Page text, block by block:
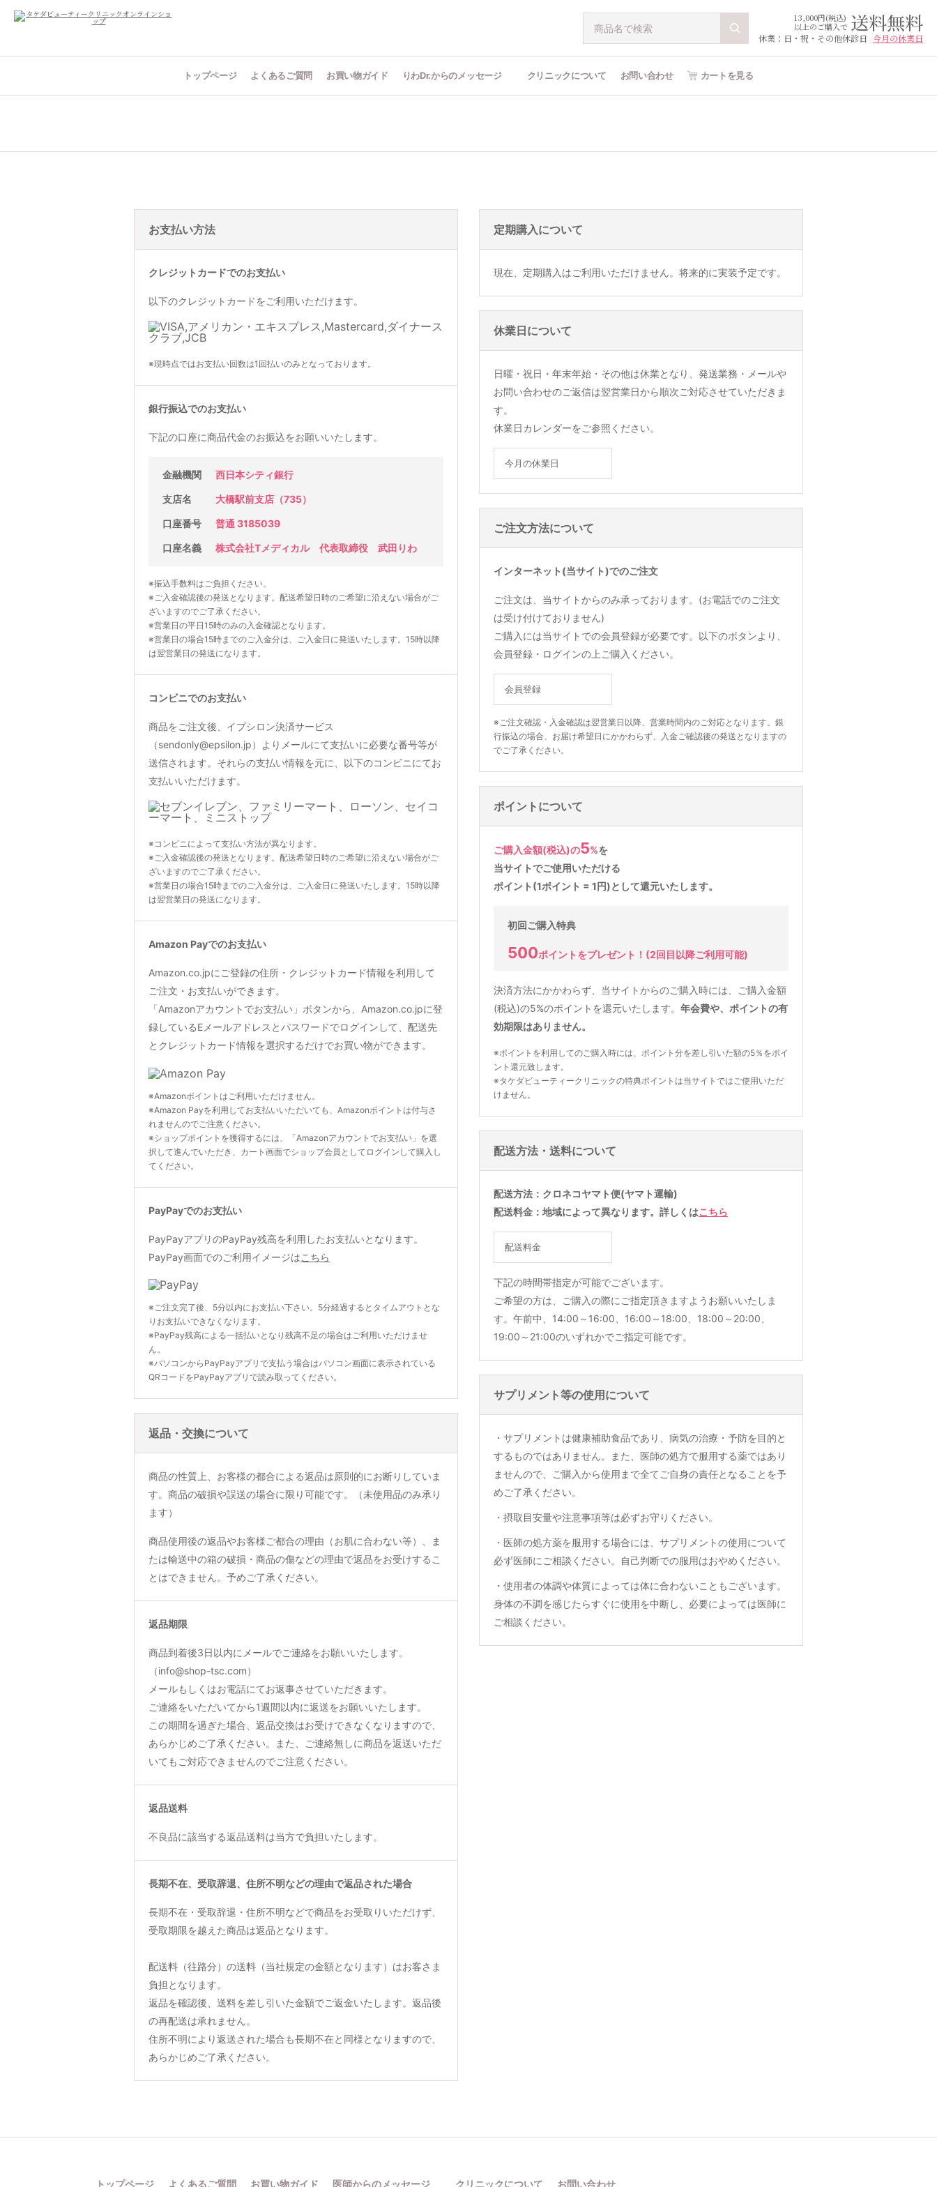
13,000円(税込)
以上のご購入で 送料無料
休業：日・祝・その他休診日 今月の休業日
トップページ よくあるご質問 お買い物ガイド りわDr.からのメッセージ クリニックについて お問い合わせ カートを見る
お支払い方法
クレジットカードでのお支払い
以下のクレジットカードをご利用いただけます。
※現時点ではお支払い回数は1回払いのみとなっております。
銀行振込でのお支払い
下記の口座に商品代金のお振込をお願いいたします。
金融機関 西日本シティ銀行
支店名 大橋駅前支店（735）
口座番号 普通 3185039
口座名義 株式会社Tメディカル 代表取締役 武田りわ
※振込手数料はご負担ください。
※ご入金確認後の発送となります。配送希望日時のご希望に沿えない場合がご
ざいますのでご了承ください。
※営業日の平日15時のみの入金確認となります。
※営業日の場合15時までのご入金分は、ご入金日に発送いたします。15時以降
は翌営業日の発送になります。
コンビニでのお支払い
商品をご注文後、イプシロン決済サービス
（sendonly@epsilon.jp）よりメールにて支払いに必要な番号等が
送信されます。それらの支払い情報を元に、以下のコンビニにてお
支払いいただけます。
※コンビニによって支払い方法が異なります。
※ご入金確認後の発送となります。配送希望日時のご希望に沿えない場合がご
ざいますのでご了承ください。
※営業日の場合15時までのご入金分は、ご入金日に発送いたします。15時以降
は翌営業日の発送になります。
Amazon Payでのお支払い
Amazon.co.jpにご登録の住所・クレジットカード情報を利用して
ご注文・お支払いができます。
「Amazonアカウントでお支払い」ボタンから、Amazon.co.jpに登
録しているEメールアドレスとパスワードでログインして、配送先
とクレジットカード情報を選択するだけでお買い物ができます。
※Amazonポイントはご利用いただけません。
※Amazon Payを利用してお支払いいただいても、Amazonポイントは付与さ
れませんのでご注意ください。
※ショップポイントを獲得するには、「Amazonアカウントでお支払い」を選
択して進んでいただき、カート画面でショップ会員としてログインして購入し
てください。
PayPayでのお支払い
PayPayアプリのPayPay残高を利用したお支払いとなります。
PayPay画面でのご利用イメージはこちら
※ご注文完了後、5分以内にお支払い下さい。5分経過するとタイムアウトとな
りお支払いできなくなります。
※PayPay残高による一括払いとなり残高不足の場合はご利用いただけませ
ん。
※パソコンからPayPayアプリで支払う場合はパソコン画面に表示されている
QRコードをPayPayアプリで読み取ってください。
返品・交換について
商品の性質上、お客様の都合による返品は原則的にお断りしていま
す。商品の破損や誤送の場合に限り可能です。（未使用品のみ承り
ます）
商品使用後の返品やお客様ご都合の理由（お肌に合わない等）、ま
たは輸送中の箱の破損・商品の傷などの理由で返品をお受けするこ
とはできません。予めご了承ください。
返品期限
商品到着後3日以内にメールでご連絡をお願いいたします。
（info@shop-tsc.com）
メールもしくはお電話にてお返事させていただきます。
ご連絡をいただいてから1週間以内に返送をお願いいたします。
この期間を過ぎた場合、返品交換はお受けできなくなりますので、
あらかじめご了承ください。また、ご連絡無しに商品を返送いただ
いてもご対応できませんのでご注意ください。
返品送料
不良品に該当する返品送料は当方で負担いたします。
長期不在、受取辞退、住所不明などの理由で返品された場合
長期不在・受取辞退・住所不明などで商品をお受取りいただけず、
受取期限を越えた商品は返品となります。
配送料（往路分）の送料（当社規定の金額となります）はお客さま
負担となります。
返品を確認後、送料を差し引いた金額でご返金いたします。返品後
の再配送は承れません。
住所不明により返送された場合も長期不在と同様となりますので、
あらかじめご了承ください。
定期購入について
現在、定期購入はご利用いただけません。将来的に実装予定です。
休業日について
日曜・祝日・年末年始・その他は休業となり、発送業務・メールや
お問い合わせのご返信は翌営業日から順次ご対応させていただきま
す。
休業日カレンダーをご参照ください。
今月の休業日
ご注文方法について
インターネット(当サイト)でのご注文
ご注文は、当サイトからのみ承っております。(お電話でのご注文
は受け付けておりません)
ご購入には当サイトでの会員登録が必要です。以下のボタンより、
会員登録・ログインの上ご購入ください。
会員登録
※ご注文確認・入金確認は翌営業日以降、営業時間内のご対応となります。銀
行振込の場合、お届け希望日にかかわらず、入金ご確認後の発送となりますの
でご了承ください。
ポイントについて
ご購入金額(税込)の5%を
当サイトでご使用いただける
ポイント(1ポイント = 1円)として還元いたします。
初回ご購入特典
500ポイントをプレゼント！ (2回目以降ご利用可能)
決済方法にかかわらず、当サイトからのご購入時には、ご購入金額
(税込)の5%のポイントを還元いたします。 年会費や、ポイントの有
効期限はありません。
※ポイントを利用してのご購入時には、ポイント分を差し引いた額の5％をポイ
ント還元致します。
※タケダビューティークリニックの特典ポイントは当サイトではご使用いただ
けません。
配送方法・送料について
配送方法
クロネコヤマト便(ヤマト運輸)
配送料金
地域によって異なります。詳しくはこちら
配送料金
下記の時間帯指定が可能でございます。
ご希望の方は、ご購入の際にご指定頂きますようお願いいたしま
す。午前中、14:00～16:00、16:00～18:00、18:00～20:00、
19:00～21:00のいずれかでご指定可能です。
サプリメント等の使用について
・サプリメントは健康補助食品であり、病気の治療・予防を目的と
するものではありません。また、医師の処方で服用する薬ではあり
ませんので、ご購入から使用まで全てご自身の責任となることを予
めご了承ください。
・摂取目安量や注意事項等は必ずお守りください。
・医師の処方薬を服用する場合には、サプリメントの使用について
必ず医師にご相談ください。自己判断での服用はおやめください。
・使用者の体調や体質によっては体に合わないこともございます。
身体の不調を感じたらすぐに使用を中断し、必要によっては医師に
ご相談ください。
トップページ よくあるご質問 お買い物ガイド 医師からのメッセージ クリニックについて お問い合わせ